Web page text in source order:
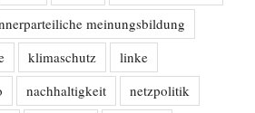
meinungsbildung
klimaschutz
linke
nachhaltigkeit
netzpolitik